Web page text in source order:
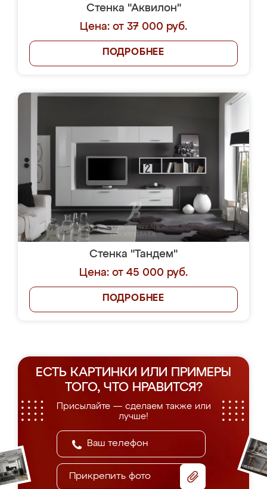
Стенка "Аквилон"
Цена: от 37 000 руб.
ПОДРОБНЕЕ
Стенка "Тандем"
Цена: от 45 000 руб.
ПОДРОБНЕЕ
ЕСТЬ КАРТИНКИ ИЛИ ПРИМЕРЫ
ТОГО, ЧТО НРАВИТСЯ?
Присылайте — сделаем также или
лучше!
Прикрепить фото